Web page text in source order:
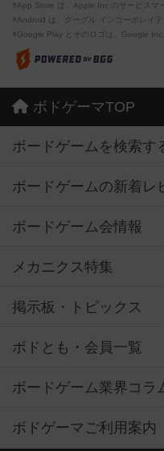
※App Store は、Apple Inc.のサービスマ
※Android は、グーグル インコーポレイ
※Google Play とそのロゴは、Google
ボドゲーマTOP
ボードゲームを検索す
ボードゲームの新着レ
ボードゲーム会情報
メカニクス特集
掲示板・トピックス
ボドとも・会員一覧
ボードゲーム業界コラ
ボドゲーマご利用案内